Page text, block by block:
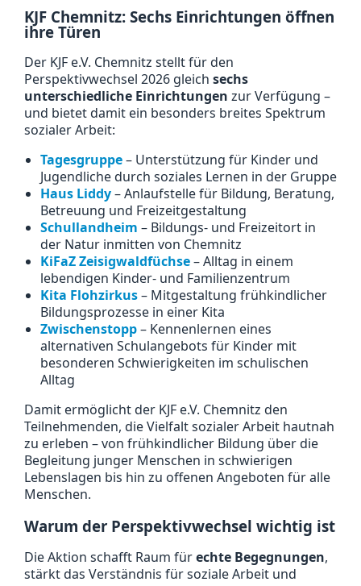
KJF Chemnitz: Sechs Einrichtungen öffnen
ihre Türen
Der KJF e.V. Chemnitz stellt für den
Perspektivwechsel 2026 gleich sechs
unterschiedliche Einrichtungen zur Verfügung –
und bietet damit ein besonders breites Spektrum
sozialer Arbeit:
Tagesgruppe– Unterstützung für Kinder und
Jugendliche durch soziales Lernen in der Gruppe
Haus Liddy– Anlaufstelle für Bildung, Beratung,
Betreuung und Freizeitgestaltung
Schullandheim – Bildungs- und Freizeitort in
der Natur inmitten von Chemnitz
KiFaZ Zeisigwaldfüchse– Alltag in einem
lebendigen Kinder- und Familienzentrum
Kita Flohzirkus– Mitgestaltung frühkindlicher
Bildungsprozesse in einer Kita
Zwischenstopp– Kennenlernen eines
alternativen Schulangebots für Kinder mit
besonderen Schwierigkeiten im schulischen
Alltag
Damit ermöglicht der KJF e.V. Chemnitz den
Teilnehmenden, die Vielfalt sozialer Arbeit hautnah
zu erleben – von frühkindlicher Bildung über die
Begleitung junger Menschen in schwierigen
Lebenslagen bis hin zu offenen Angeboten für alle
Menschen.
Warum der Perspektivwechsel wichtig ist
Die Aktion schafft Raum fürechte Begegnungen,
stärkt das Verständnis für soziale Arbeit und